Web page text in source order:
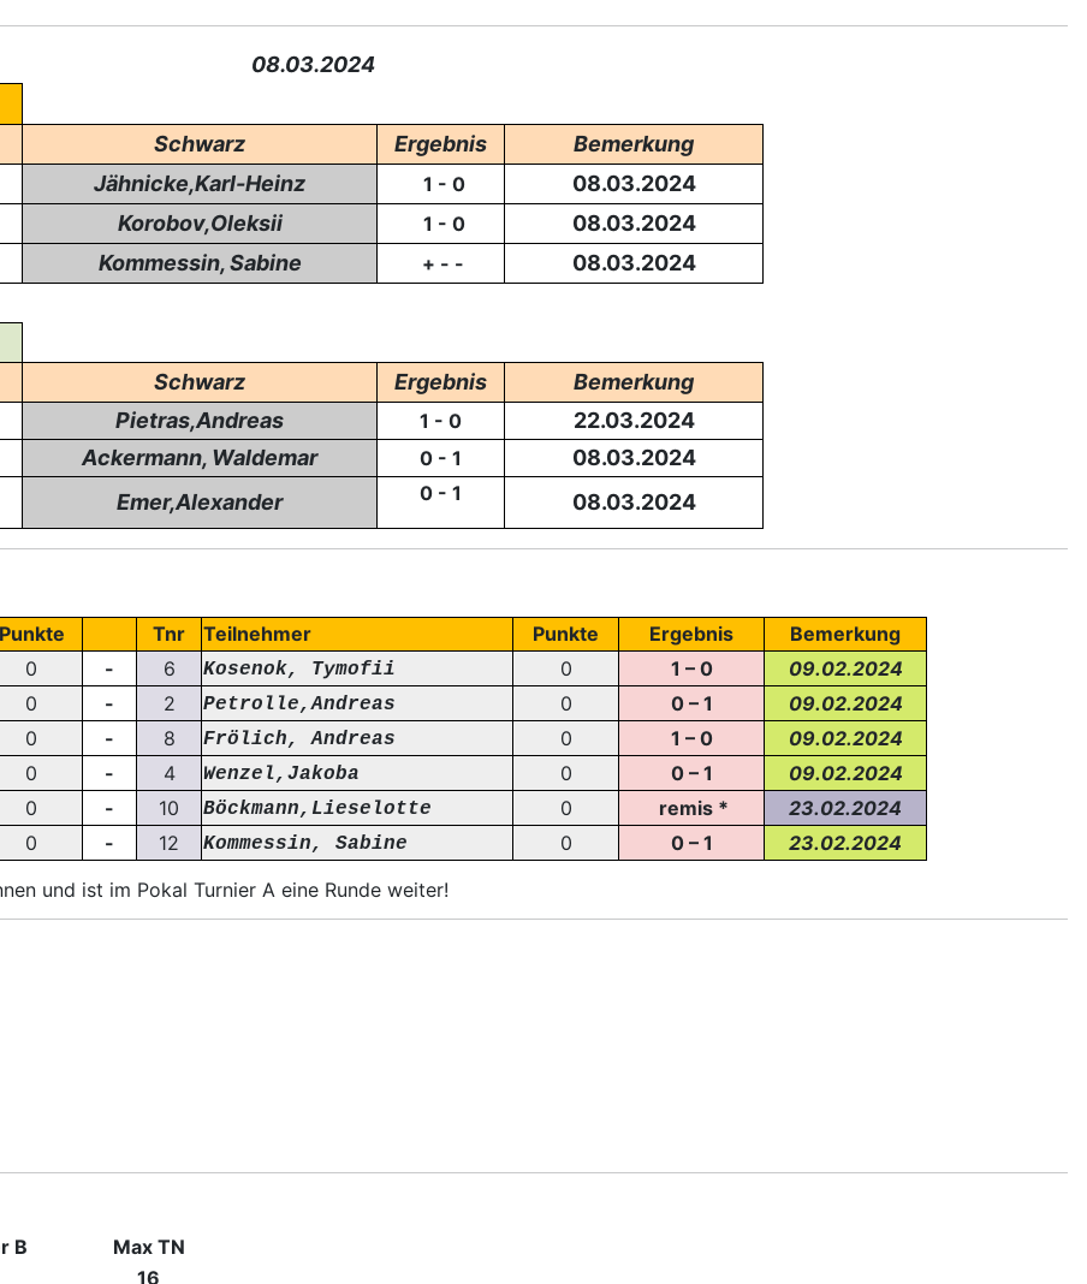
08.03.2024
Schwarz Ergebnis
Bemerkung
Jähnicke,Karl-Heinz 1 - 0
08.03.2024
Korobov,Oleksii 1 - 0
08.03.2024
Kommessin, Sabine + - - 08.03.2024
Schwarz Ergebnis
Bemerkung
Pietras,Andreas 1 - 0
22.03.2024
Ackermann, Waldemar 0 - 1
08.03.2024
Emer,Alexander 0 - 1 08.03.2024
Punkte Tnr Teilnehmer Punkte Ergebnis
Bemerkung
0 - 6 Kosenok, Tymofii 0 1 – 0
09.02.2024
0 - 2 Petrolle,Andreas 0 0 – 1
09.02.2024
0 - 8 Frölich, Andreas 0 1 – 0
09.02.2024
0 - 4 Wenzel,Jakoba 0 0 – 1
09.02.2024
0 - 10 Böckmann,Lieselotte 0 remis *
23.02.2024
0 - 12 Kommessin, Sabine 0 0 – 1
23.02.2024
und ist im Pokal Turnier A eine Runde weiter!
B
Max TN
16